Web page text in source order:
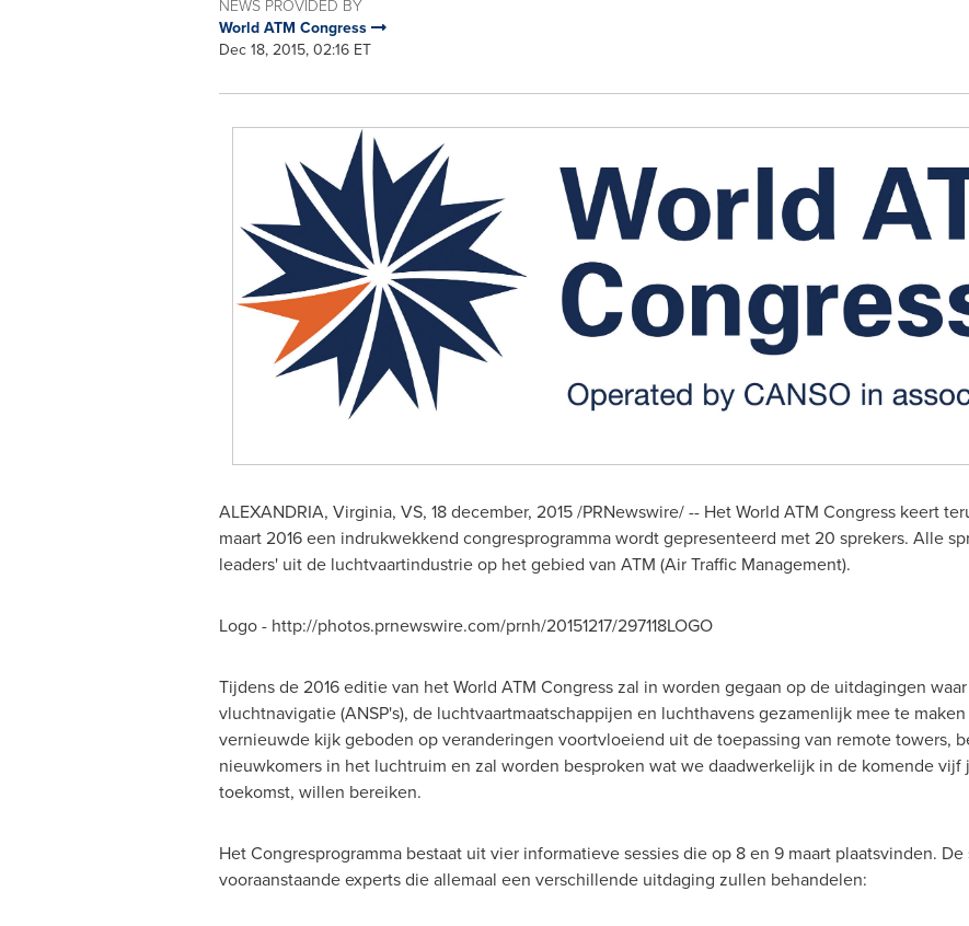
NEWS PROVIDED BY
World ATM Congress
Dec 18, 2015, 02:16 ET
ALEXANDRIA, Virginia, VS, 18 december, 2015 /PRNewswire/ -- Het World ATM Congress keert
maart 2016 een indrukwekkend congresprogramma wordt gepresenteerd met 20 sprekers. Alle
leaders' uit de luchtvaartindustrie op het gebied van ATM (Air Traffic Management).
Logo - http://photos.prnewswire.com/prnh/20151217/297118LOGO
Tijdens de 2016 editie van het World ATM Congress zal in worden gegaan op de uitdagingen
vluchtnavigatie (ANSP's), de luchtvaartmaatschappijen en luchthavens gezamenlijk mee te
vernieuwde kijk geboden op veranderingen voortvloeiend uit de toepassing van remote towers,
nieuwkomers in het luchtruim en zal worden besproken wat we daadwerkelijk in de komende vijf
toekomst, willen bereiken.
Het Congresprogramma bestaat uit vier informatieve sessies die op 8 en 9 maart plaatsvinden.
vooraanstaande experts die allemaal een verschillende uitdaging zullen behandelen: